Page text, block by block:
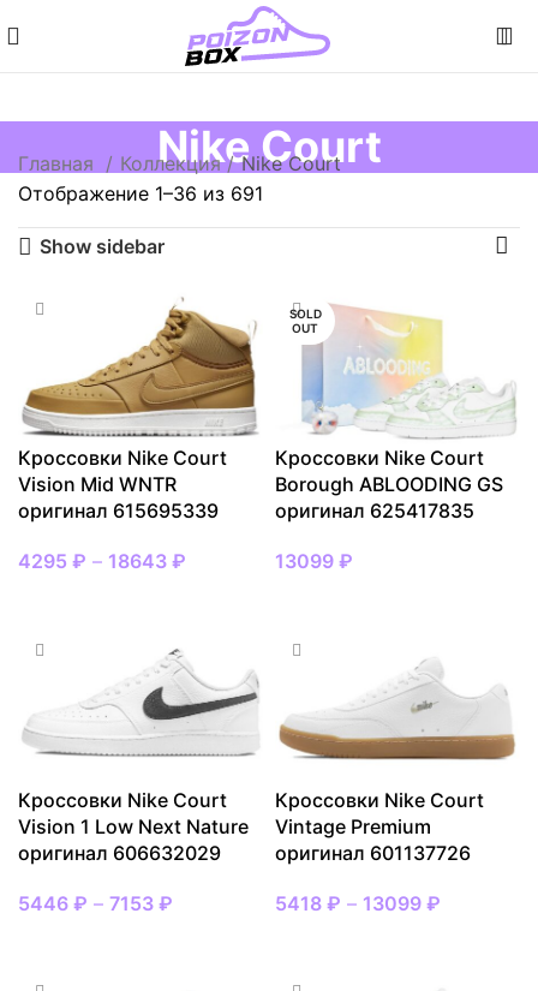
Nike Court
Главная Коллекция
Nike Court
Отображение 1–36 из 691
Show sidebar
Кроссовки Nike Court
Vision Mid WNTR
оригинал 615695339
4295 ₽ – 18643 ₽
SOLD
OUT
Кроссовки Nike Court
Borough ABLOODING GS
оригинал 625417835
13099 ₽
Кроссовки Nike Court
Vision 1 Low Next Nature
оригинал 606632029
5446 ₽ – 7153 ₽
Кроссовки Nike Court
Vintage Premium
оригинал 601137726
5418 ₽ – 13099 ₽